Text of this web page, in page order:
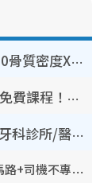
港大推賽馬會強化骨骼計劃！$100骨質密度X光檢查 完成免費運動訓練送超市禮券！附參加資格
長者優惠｜都會大學長者學苑9月免費課程！多媒體/微電影創作/網絡安全 附報名方法教學
洗牙平靚正推介2026︱全港10大牙科診所/醫院懶人包 夜診至8點/鎮靜潔牙/醫療券適用
警方即日起全港大執法！捉行人亂過馬路+司機不專注駕駛！亂過馬路罰$2000